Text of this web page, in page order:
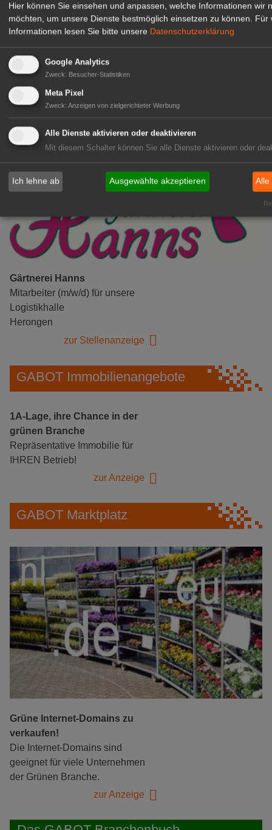
Kientzler Jungpflanzen GmbH
& Co KG
Gärtner im Zierpflanzenbau
(Geselle/Meister/Techniker)
Gensingen
zur Stellenanzeige
Gärtnerei Hanns
Mitarbeiter (m/w/d) für unsere
Logistikhalle
Herongen
zur Stellenanzeige
GABOT Immobilienangebote
1A-Lage, ihre Chance in der
grünen Branche
Repräsentative Immobilie für
IHREN Betrieb!
zur Anzeige
GABOT Marktplatz
Grüne Internet-Domains zu
verkaufen!
Die Internet-Domains sind
geeignet für viele Unternehmen
der Grünen Branche.
zur Anzeige
Hier können Sie einsehen und anpassen, welche Informationen wir
möchten, um unsere Dienste bestmöglich einsetzen zu können. Für
Informationen lesen Sie bitte unsere Datenschutzerklärung
Google Analytics
Zweck: Besucher-Statistiken
Meta Pixel
Zweck: Anzeigen von zielgerichteter Werbung
Alle Dienste aktivieren oder deaktivieren
Mit diesem Schalter können Sie alle Dienste aktivieren oder
Ich lehne ab Ausgewählte akzeptieren Alle